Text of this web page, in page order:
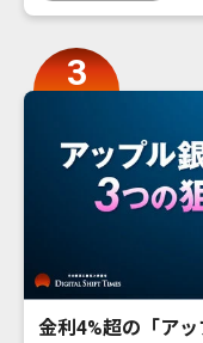
金利4%超の「アッ